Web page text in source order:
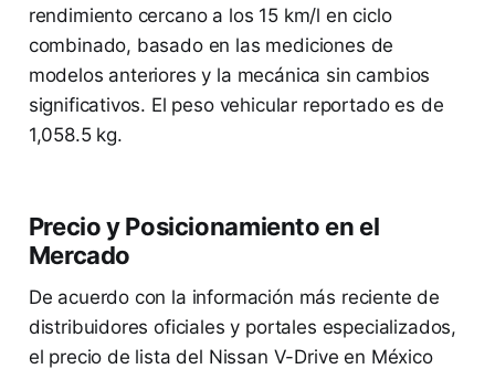
rendimiento cercano a los 15 km/l en ciclo
combinado, basado en las mediciones de
modelos anteriores y la mecánica sin cambios
significativos. El peso vehicular reportado es de
1,058.5 kg.
Precio y Posicionamiento en el
Mercado
De acuerdo con la información más reciente de
distribuidores oficiales y portales especializados,
el precio de lista del Nissan V-Drive en México